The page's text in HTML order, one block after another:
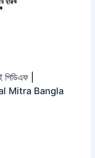
পিডিএফ |
Mitra Bangla